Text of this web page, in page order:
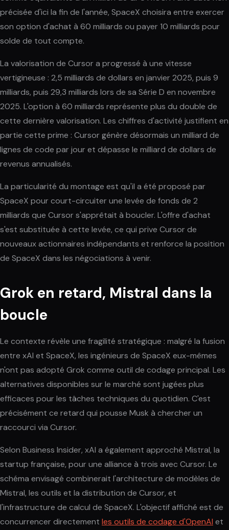
précisée d'ici la fin de l'année, SpaceX choisira entre exercer
son option d'achat à 60 milliards ou payer 10 milliards pour
solde de tout compte.
La valorisation de Cursor a progressé à une vitesse
vertigineuse : 2,5 milliards de dollars en janvier 2025, puis 9
milliards, puis 29,3 milliards lors de sa Série D en novembre
2025. L'option à 60 milliards représente plus du double de
cette dernière valorisation. Les chiffres d'activité justifient en
partie cette prime : Cursor génère désormais un milliard de
lignes de code par jour et dépasse le milliard de dollars de
revenus annualisés.
La particularité du montage est qu'il a été proposé par
SpaceX pour court-circuiter une levée de fonds de 2
milliards que Cursor s'apprêtait à boucler. L'offre d'achat
s'est substituée à cette levée, ce qui prive Cursor de
nouveaux actionnaires indépendants et renforce la position
de SpaceX dans les négociations à venir.
Grok en retard, Mistral dans la
boucle
Le contexte révèle une fragilité stratégique : malgré la fusion
entre xAI et SpaceX, les ingénieurs de SpaceX eux-mêmes
n'ont pas adopté Grok comme outil de codage principal. Les
alternatives disponibles sur le marché sont jugées plus
efficaces pour les tâches techniques du quotidien. C'est
précisément ce retard qui pousse Musk à chercher un
raccourci via Cursor.
Selon Business Insider, xAI a également approché Mistral, la
startup française, pour une alliance à trois avec Cursor. Le
schéma envisagé combinerait l'architecture de modèles de
Mistral, les outils et la distribution de Cursor, et
l'infrastructure de calcul de SpaceX. L'objectif affiché est de
concurrencer directement les outils de codage d'OpenAI et